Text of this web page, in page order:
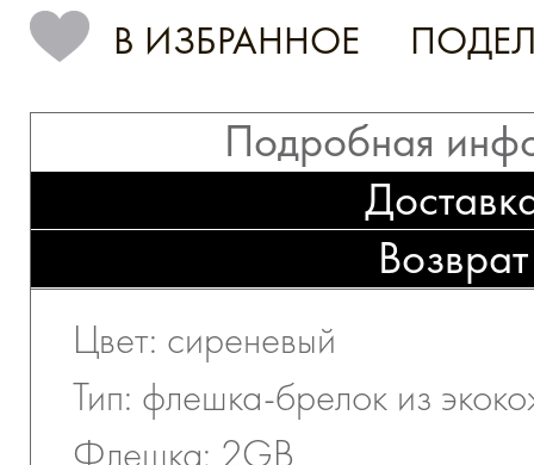
В ИЗБРАННОЕ
Подробная
Возврат
Цвет: сиреневый
Тип: флешка-брелок из
Флешка: 2GB